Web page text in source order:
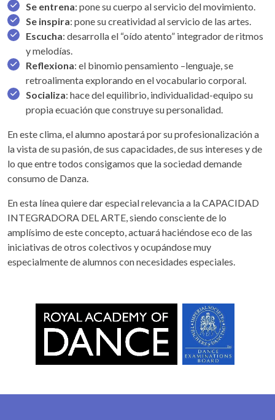
Se entrena: pone su cuerpo al servicio del movimiento.
Se inspira: pone su creatividad al servicio de las artes.
Escucha: desarrolla el “oído atento” integrador de ritmos
y melodías.
Reflexiona: el binomio pensamiento –lenguaje, se
retroalimenta explorando en el vocabulario corporal.
Socializa: hace del equilibrio, individualidad-equipo su
propia ecuación que construye su personalidad.
En este clima, el alumno apostará por su profesionalización a
la vista de su pasión, de sus capacidades, de sus intereses y de
lo que entre todos consigamos que la sociedad demande
consumo de Danza.
En esta línea quiere dar especial relevancia a la CAPACIDAD
INTEGRADORA DEL ARTE, siendo consciente de lo
amplísimo de este concepto, actuará haciéndose eco de las
iniciativas de otros colectivos y ocupándose muy
especialmente de alumnos con necesidades especiales.